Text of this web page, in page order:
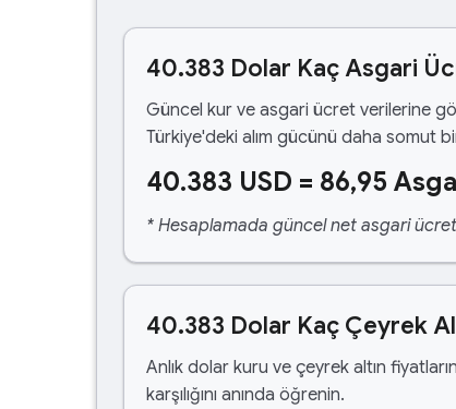
40.383 Dolar Kaç Asgari
Güncel kur ve asgari ücret verilerine
Türkiye'deki alım gücünü daha somut
40.383 USD = 86,95
* Hesaplamada güncel net asgari ücret
40.383 Dolar Kaç Çeyrek
Anlık dolar kuru ve çeyrek altın
karşılığını anında öğrenin.